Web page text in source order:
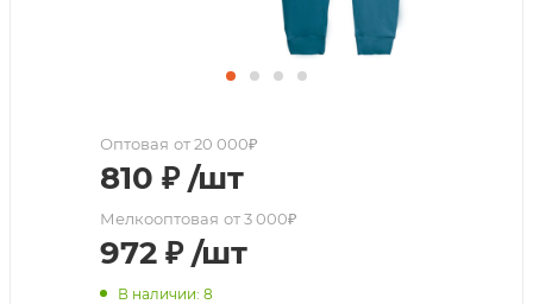
Оптовая от 20 000₽
810 ₽ /шт
Мелкооптовая от 3 000₽
972 ₽ /шт
В наличии: 8